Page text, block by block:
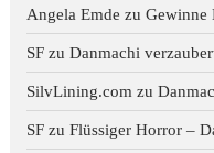
Angela Emde zuGewinne
SF zuDanmachi
SilvLining.com zu
SF zuFlüssiger Horror –